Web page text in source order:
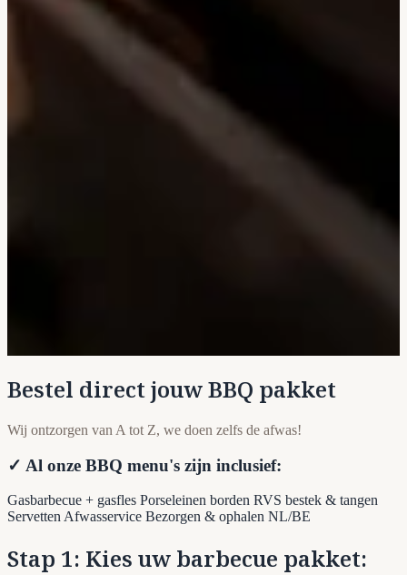
Bestel direct jouw BBQ pakket
Wij ontzorgen van A tot Z, we doen zelfs de afwas!
✓ Al onze BBQ menu's zijn inclusief:
Gasbarbecue + gasfles Porseleinen borden RVS bestek & tangen
ServettenAfwasservice Bezorgen & ophalen NL/BE
Stap 1: Kies uw barbecue pakket: